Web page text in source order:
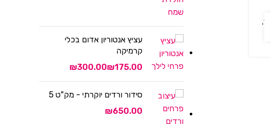
עציץ אנטוריון אדום בכלי
קרמיקה
₪
₪
סידור ורדים יוקרתי - מק"ט 5
₪